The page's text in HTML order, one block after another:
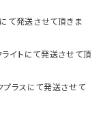
て発送させて頂きま
ライトにて発送させて頂
プラスにて発送させて